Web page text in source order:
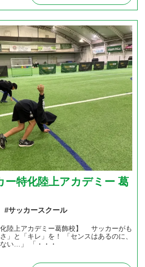
ー特化陸上アカデミー 葛
#サッカースクール
化陸上アカデミー葛飾校】 サッカーがも
」と「キレ」を！ 「センスはあるのに、
い…」 「・・・